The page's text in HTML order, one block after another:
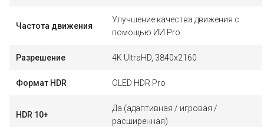
Частота движения
Улучшение качества движения с
помощью ИИ Pro
Разрешение 4K UltraHD, 3840x2160
Формат HDR OLED HDR Pro
HDR 10+
Да (адаптивная / игровая /
расширенная)